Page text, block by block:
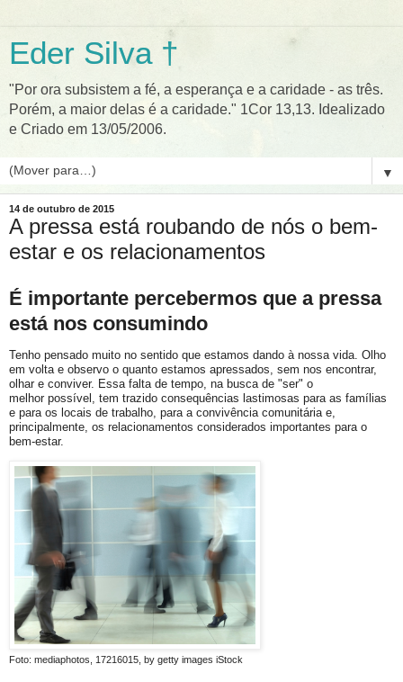
Eder Silva †
"Por ora subsistem a fé, a esperança e a caridade - as três.
Porém, a maior delas é a caridade." 1Cor 13,13. Idealizado
e Criado em 13/05/2006.
▼
14 de outubro de 2015
A pressa está roubando de nós o bem-
estar e os relacionamentos
É importante percebermos que a pressa
está nos consumindo
Tenho pensado muito no sentido que estamos dando à nossa vida. Olho
em volta e observo o quanto estamos apressados, sem nos encontrar,
olhar e conviver. Essa falta de tempo, na busca de "ser" o
melhor possível, tem trazido consequências lastimosas para as famílias
e para os locais de trabalho, para a convivência comunitária e,
principalmente, os relacionamentos considerados importantes para o
bem-estar.
Foto: mediaphotos, 17216015, by getty images iStock